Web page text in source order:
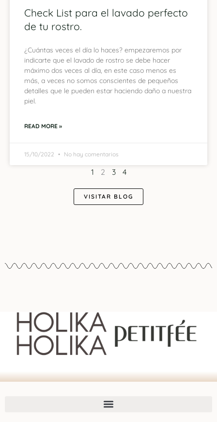
Check List para el lavado perfecto
de tu rostro.
¿Cuántas veces el día lo haces? empezaremos por
indicarte que el lavado de rostro se debe hacer
máximo dos veces al día, en este caso menos es
más, a veces no somos conscientes de pequeños
detalles que le pueden estar haciendo daño a nuestra
piel.
READ MORE »
15/10/2022 No hay comentarios
1 2 3 4
VISITAR BLOG